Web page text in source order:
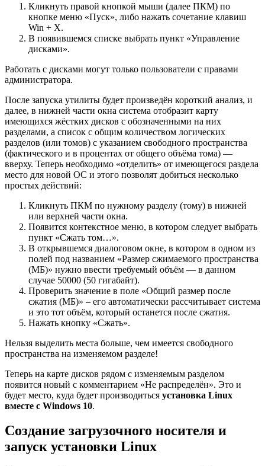
Кликнуть правой кнопкой мыши (далее ПКМ) по
кнопке меню «Пуск», либо нажать сочетание клавиш
Win + X.
В появившемся списке выбрать пункт «Управление
дисками».
Работать с дисками могут только пользователи с правами
администратора.
После запуска утилиты будет произведён короткий анализ, и
далее, в нижней части окна система отобразит карту
имеющихся жёстких дисков с обозначенными на них
разделами, а список с общим количеством логических
разделов (или томов) с указанием свободного пространства
(фактического и в процентах от общего объёма тома) —
вверху. Теперь необходимо «отделить» от имеющегося раздела
место для новой ОС и этого позволят добиться несколько
простых действий:
Кликнуть ПКМ по нужному разделу (тому) в нижней
или верхней части окна.
Появится контекстное меню, в котором следует выбрать
пункт «Сжать том…».
В открывшемся диалоговом окне, в котором в одном из
полей под названием «Размер сжимаемого пространства
(МБ)» нужно ввести требуемый объём — в данном
случае 50000 (50 гигабайт).
Проверить значение в поле «Общий размер после
сжатия (МБ)» – его автоматически рассчитывает система
и это тот объём, который останется после сжатия.
Нажать кнопку «Сжать».
Нельзя выделить места больше, чем имеется свободного
пространства на изменяемом разделе!
Теперь на карте дисков рядом с изменяемым разделом
появится новый с комментарием «Не распределён». Это и
будет место, куда будет производиться установка Linux
вместе с Windows 10.
Создание загрузочного носителя и
запуск установки Linux